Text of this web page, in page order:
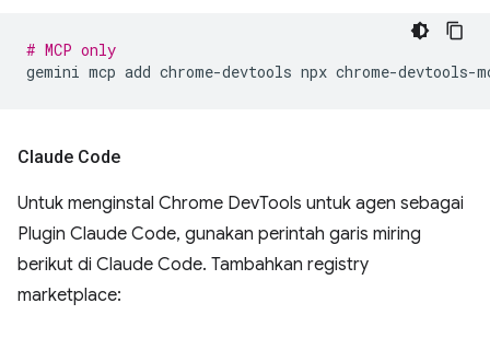
# MCP only
gemini mcp add chrome-devtools npx
Claude Code
Untuk menginstal Chrome DevTools untuk agen sebagai
Plugin Claude Code, gunakan perintah garis miring
berikut di Claude Code. Tambahkan registry
marketplace: